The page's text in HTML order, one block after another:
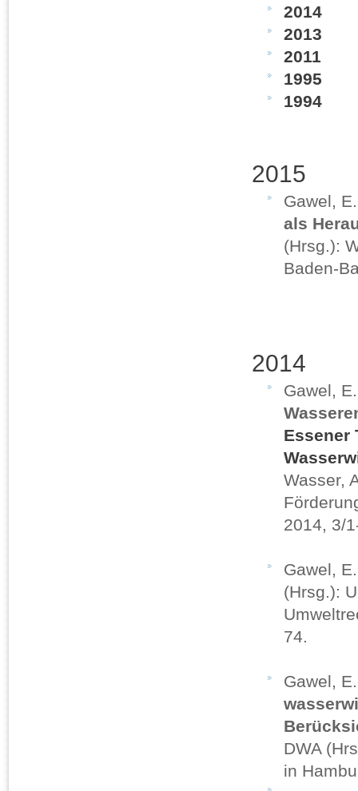
2014
2013
2011
1995
1994
2015
Gawel,
als
(Hrsg.):
Baden-
2014
Gawel,
Essener
Wasser,
2014, 3/
Gawel,
(Hrsg.):
74.
Gawel,
DWA
in